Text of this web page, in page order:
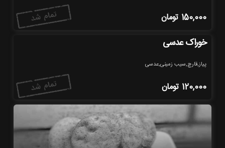
150,000 تومان
خوراک عدسی
پیاز,قارچ,سیب زمینی,عدسی
120,000 تومان